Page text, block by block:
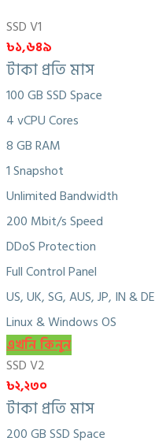
SSD V1
৳১,৬৪৯
টাকা প্রতি মাস
100 GB SSD Space
4 vCPU Cores
8 GB RAM
1 Snapshot
Unlimited Bandwidth
200 Mbit/s Speed
DDoS Protection
Full Control Panel
US, UK, SG, AUS, JP, IN & DE
Linux & Windows OS
এখনি কিনুন
SSD V2
৳২,২৩০
টাকা প্রতি মাস
200 GB SSD Space